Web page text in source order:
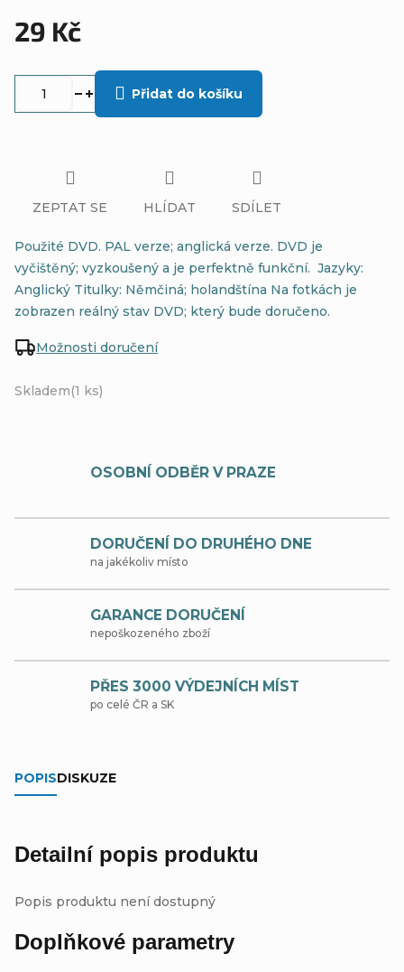
29 Kč
Skladem(1 ks)
Možnosti doručení
Přidat do košíku
Použité DVD. PAL verze; anglická verze. DVD je
vyčištěný; vyzkoušený a je perfektně funkční. Jazyky:
Anglický Titulky: Němčiná; holandštína Na fotkách je
zobrazen reálný stav DVD; který bude doručeno.
ZEPTAT SE HLÍDAT SDÍLET
OSOBNÍ ODBĚR V PRAZE
DORUČENÍ DO DRUHÉHO DNE
na jakékoliv místo
GARANCE DORUČENÍ
nepoškozeného zboží
PŘES 3000 VÝDEJNÍCH MÍST
po celé ČR a SK
POPISDISKUZE
Detailní popis produktu
Popis produktu není dostupný
Doplňkové parametry